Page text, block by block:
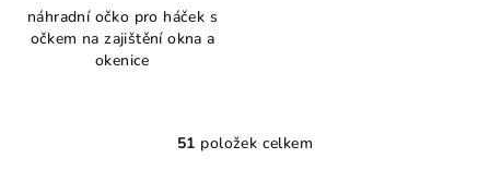
náhradní očko pro háček s
očkem na zajištění okna a
okenice
O
51 položek celkem